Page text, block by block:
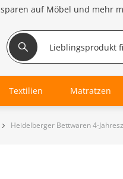
sparen auf Möbel und mehr
Textilien Matratzen
Heidelberger Bettwaren 4-